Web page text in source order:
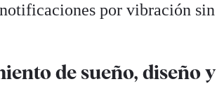
por vibración sin
de sueño, diseño y